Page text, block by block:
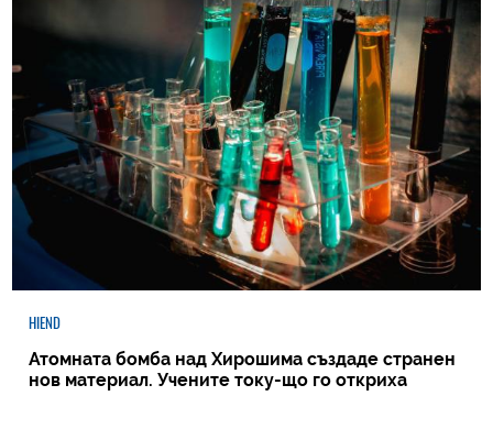
HIEND
Атомната бомба над Хирошима създаде странен
нов материал. Учените току-що го откриха